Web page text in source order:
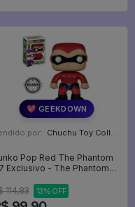
💖 GEEKDOWN
por: Chuchu Toy Collection - SP
Pop Red The Phantom
Exclusivo - The Phantom
114,83
13% OFF